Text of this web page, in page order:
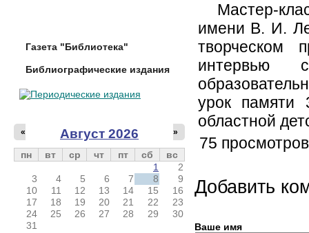
Газета "Библиотека"
Библиографические издания
Август 2026
« »
пн вт ср чт пт сб
вс
1
2
3
4 5 6 7 8
9
10
11 12 13 14 15
16
17
18 19 20 21 22
23
24
25 26 27 28 29
30
31
Мастер-
имени В. И.
творческом
интервью
урок памяти
областной
75 просмотров
Добавить
Ваше имя